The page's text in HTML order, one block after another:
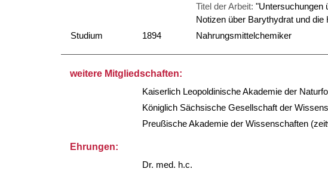
Titel der Arbeit: "Untersuchungen
Notizen über Barythydrat und
Studium
1894 Nahrungsmittelchemiker
weitere Mitgliedschaften:
Kaiserlich Leopoldinische Akademie der
Königlich Sächsische Gesellschaft der
Preußische Akademie der Wissenschaften
Ehrungen:
Dr. med. h.c.